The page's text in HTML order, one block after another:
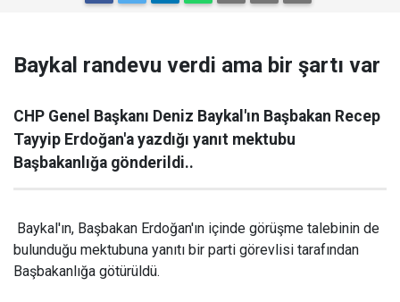
Baykal randevu verdi ama bir şartı var
CHP Genel Başkanı Deniz Baykal'ın Başbakan Recep
Tayyip Erdoğan'a yazdığı yanıt mektubu
Başbakanlığa gönderildi..
Baykal'ın, Başbakan Erdoğan'ın içinde görüşme talebinin de
bulunduğu mektubuna yanıtı bir parti görevlisi tarafından
Başbakanlığa götürüldü.